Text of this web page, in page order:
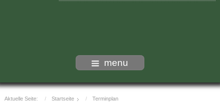
menu
Aktuelle Seite: Startseite Terminplan